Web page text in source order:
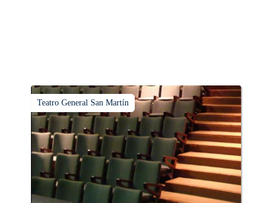
Teatro General San Martín